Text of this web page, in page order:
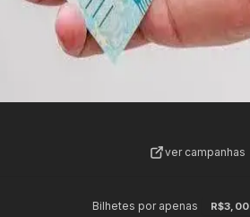
ver campanhas
Bilhetes por apenas R$3,00